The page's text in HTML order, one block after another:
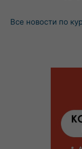
Все новости по